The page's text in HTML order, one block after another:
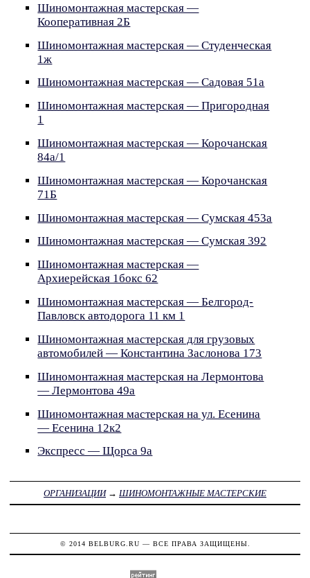
Шиномонтажная мастерская —
Кооперативная 2Б
Шиномонтажная мастерская — Студенческая
1ж
Шиномонтажная мастерская — Садовая 51а
Шиномонтажная мастерская — Пригородная
1
Шиномонтажная мастерская — Корочанская
84а/1
Шиномонтажная мастерская — Корочанская
71Б
Шиномонтажная мастерская — Сумская 453а
Шиномонтажная мастерская — Сумская 392
Шиномонтажная мастерская —
Архиерейская 1бокс 62
Шиномонтажная мастерская — Белгород-
Павловск автодорога 11 км 1
Шиномонтажная мастерская для грузовых
автомобилей — Константина Заслонова 173
Шиномонтажная мастерская на Лермонтова
— Лермонтова 49а
Шиномонтажная мастерская на ул. Есенина
— Есенина 12к2
Экспресс — Щорса 9а
ОРГАНИЗАЦИИ→ ШИНОМОНТАЖНЫЕ МАСТЕРСКИЕ
© 2014 BELBURG.RU — ВСЕ ПРАВА ЗАЩИЩЕНЫ.